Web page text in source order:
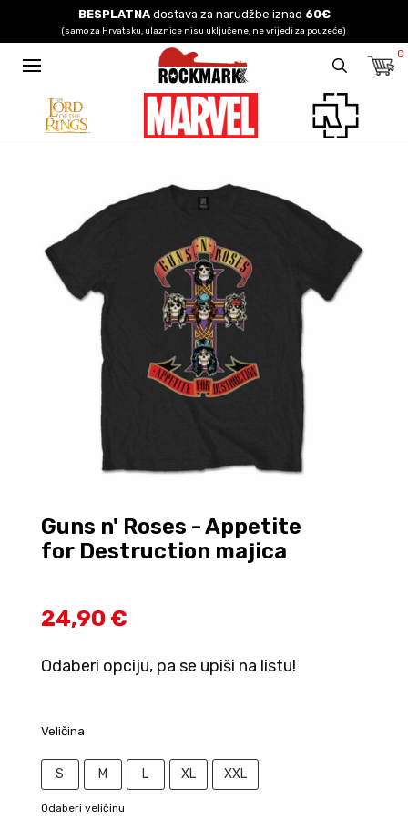
BESPLATNAdostava za narudžbe iznad 60€
(samo za Hrvatsku, ulaznice nisu uključene, ne vrijedi za pouzeće)
0
Guns n' Roses - Appetite
for Destruction majica
24,90 €
Odaberi opciju, pa se upiši na listu!
Veličina
S M L XL XXL
Odaberi veličinu